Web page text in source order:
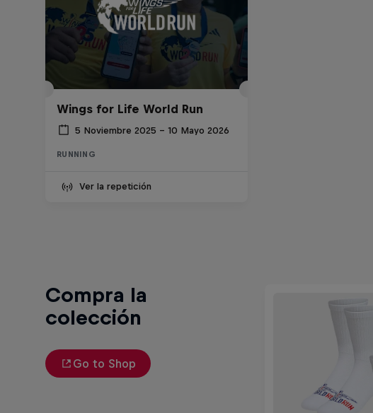
Wings for Life World Run
5 Noviembre 2025 – 10 Mayo 2026
RUNNING
Ver la repetición
Compra la
colección
Go to Shop